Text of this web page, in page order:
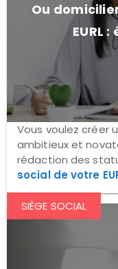
Ou
EURL
Vous voulez créer
ambitieux et
rédaction des
social de votre
SIÈGE SOCIAL